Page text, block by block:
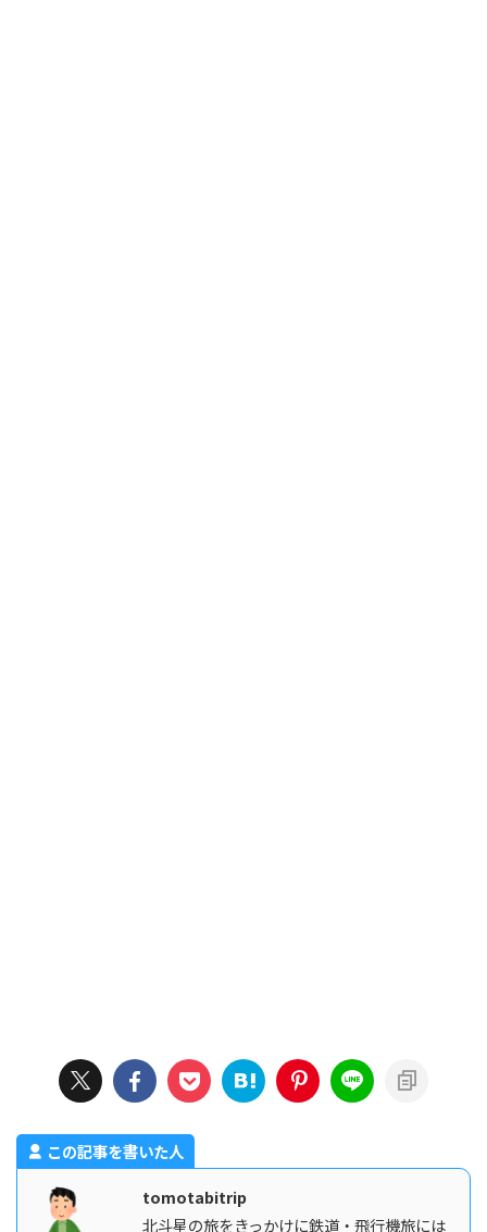
この記事を書いた人
tomotabitrip
北斗星の旅をきっかけに鉄道・飛行機旅には